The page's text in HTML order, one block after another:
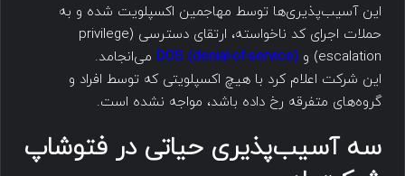
این آسیب‌پذیری‌ها توسط مهاجمین اکسپلویت شده و به
حملات اجرای کد ناخواسته، ارتقای دسترسی (privilege
escalation) و
DOS (denial-of-service)
می‌انجامد.
این شرکت اعلام کرد با هیچ اکسپلویتی که توسط افراد و
گروه‌های متفرقه رخ داده‌ باشد، مواجه نشده است.
سه آسیب‌پذیری حیاتی در فتوشاپ